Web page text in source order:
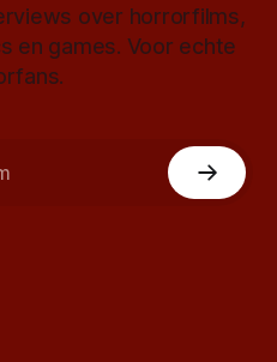
over horrorfilms,
en games. Voor echte